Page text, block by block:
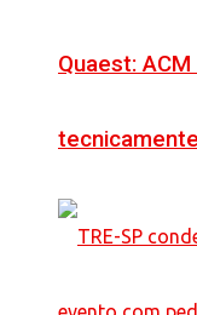
Quaest: